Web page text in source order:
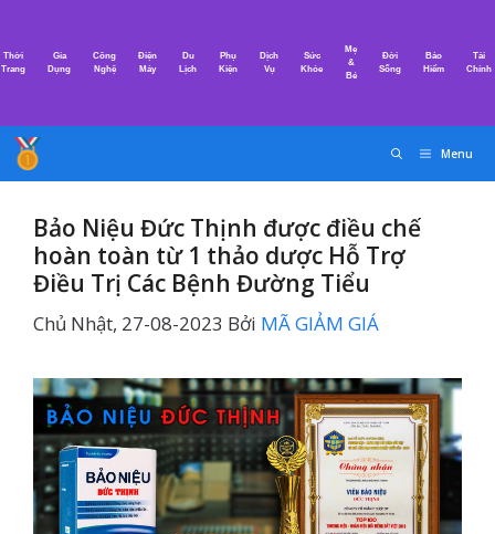
nội
Thời
Trang
Gia
Dụng
Công
Nghệ
Điện
Máy
Du
Lịch
Phụ
Kiện
Dịch
Vụ
Sức
Khỏe
Mẹ
&
Bé
Đời
Sống
Bảo
Hiểm
Tài
Chính
Menu
Bảo Niệu Đức Thịnh được điều chế
hoàn toàn từ 1 thảo dược Hỗ Trợ
Điều Trị Các Bệnh Đường Tiểu
Chủ Nhật, 27-08-2023 Bởi MÃ GIẢM GIÁ